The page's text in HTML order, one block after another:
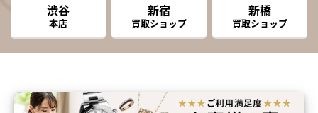
渋谷
本店
新宿
買取ショップ
新橋
買取ショップ